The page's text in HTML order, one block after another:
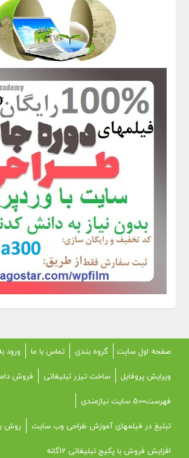
صفحه اول سایت گروه بندی تماس با ما
ورود
ویرایش پروفایل
ساخت تیزر تبلیغاتی
فروش
فهرست500 سایت نیازمندی
تبلیغ در فیلمهای آموزش طراحی وب سایت
روش
افزایش فروش با پکیج تبلیغاتی 12گانه